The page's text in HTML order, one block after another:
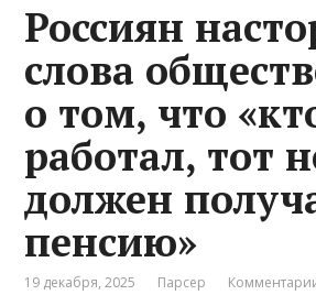
Россиян
слова
о том, что
работал, тот
должен
пенсию»
19 декабря, 2025 Парсер